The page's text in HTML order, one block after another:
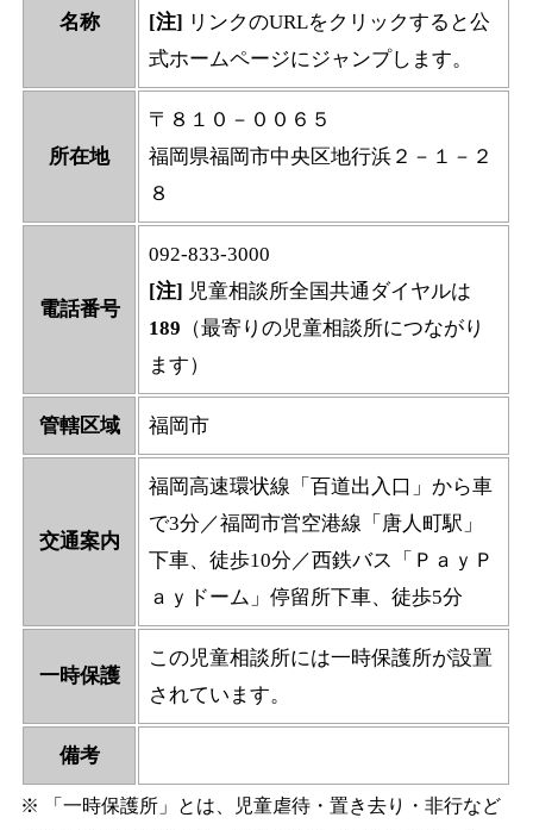
名称 [注] リンクのURLをクリックすると公
式ホームページにジャンプします。
所在地
〒８１０－００６５
福岡県福岡市中央区地行浜２－１－２
８
電話番号
092-833-3000
[注] 児童相談所全国共通ダイヤルは
189 （最寄りの児童相談所につながり
ます）
管轄区域 福岡市
交通案内
福岡高速環状線「百道出入口」から車
で3分／福岡市営空港線「唐人町駅」
下車、徒歩10分／西鉄バス「ＰａｙＰ
ａｙドーム」停留所下車、徒歩5分
一時保護
この児童相談所には一時保護所が設置
されています。
備考
※ 「一時保護所」とは、児童虐待・置き去り・非行など